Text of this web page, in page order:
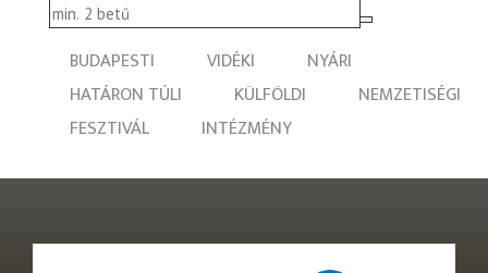
BUDAPESTI VIDÉKI
NYÁRI
HATÁRON TÚLI
KÜLFÖLDI
NEMZETISÉGI
FESZTIVÁL
INTÉZMÉNY